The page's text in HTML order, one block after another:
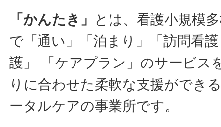
「かんたき」
とは、看護小規模
で「通い」「泊まり」「訪問看
護」 「ケアプラン」のサービス
りに合わせた柔軟な支援ができ
ータルケアの事業所です。